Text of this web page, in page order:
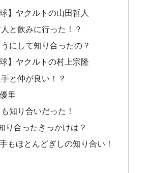
球】ヤクルトの山田哲人
と飲みに行った！？
にして知り合ったの？
球】ヤクルトの村上宗隆
と仲が良い！？
里
知り合いだった！
り合ったきっかけは？
もほとんどぎしの知り合い！